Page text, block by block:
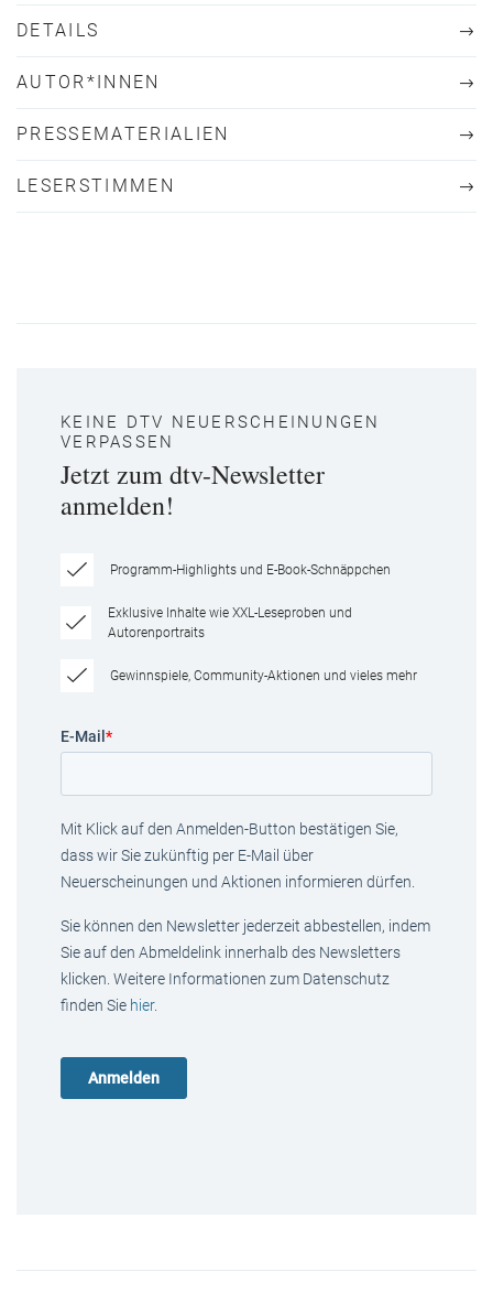
DETAILS
AUTOR*INNEN
PRESSEMATERIALIEN
LESERSTIMMEN
KEINE DTV NEUERSCHEINUNGEN
VERPASSEN
Jetzt zum dtv-Newsletter
anmelden!
Programm-Highlights und E-Book-Schnäppchen
Exklusive Inhalte wie XXL-Leseproben und
Autorenportraits
Gewinnspiele, Community-Aktionen und vieles mehr
E-Mail *
Mit Klick auf den Anmelden-Button bestätigen Sie,
dass wir Sie zukünftig per E-Mail über
Neuerscheinungen und Aktionen informieren dürfen.
Sie können den Newsletter jederzeit abbestellen, indem
Sie auf den Abmeldelink innerhalb des Newsletters
klicken. Weitere Informationen zum Datenschutz
finden Sie hier.